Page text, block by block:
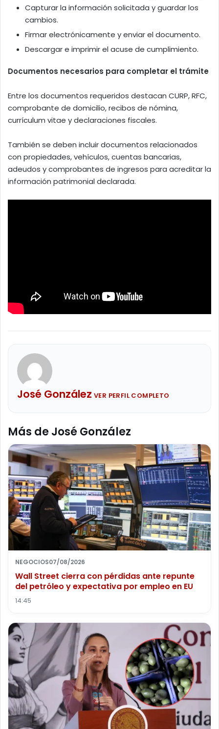
Capturar la información solicitada y guardar los
cambios.
Firmar electrónicamente y enviar el documento.
Descargar e imprimir el acuse de cumplimiento.
Documentos necesarios para completar el trámite
Entre los documentos requeridos destacan CURP, RFC,
comprobante de domicilio, recibos de nómina,
currículum vitae y declaraciones fiscales.
También se deben incluir documentos relacionados
con propiedades, vehículos, cuentas bancarias,
adeudos y comprobantes de ingresos para acreditar la
información patrimonial declarada.
José González VER PERFIL COMPLETO
Más de José González
NEGOCIOS07/08/2026
Wall Street cierra con pérdidas ante repunte
del petróleo y expectativa por empleo en EU
14:45